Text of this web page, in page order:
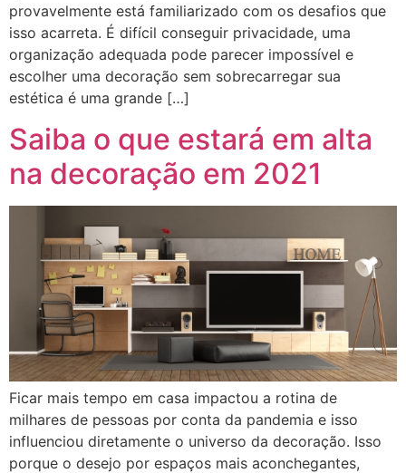
provavelmente está familiarizado com os desafios que
isso acarreta. É difícil conseguir privacidade, uma
organização adequada pode parecer impossível e
escolher uma decoração sem sobrecarregar sua
estética é uma grande […]
Saiba o que estará em alta
na decoração em 2021
Ficar mais tempo em casa impactou a rotina de
milhares de pessoas por conta da pandemia e isso
influenciou diretamente o universo da decoração. Isso
porque o desejo por espaços mais aconchegantes,